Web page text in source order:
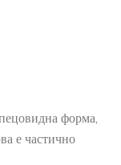
форма,
е частично